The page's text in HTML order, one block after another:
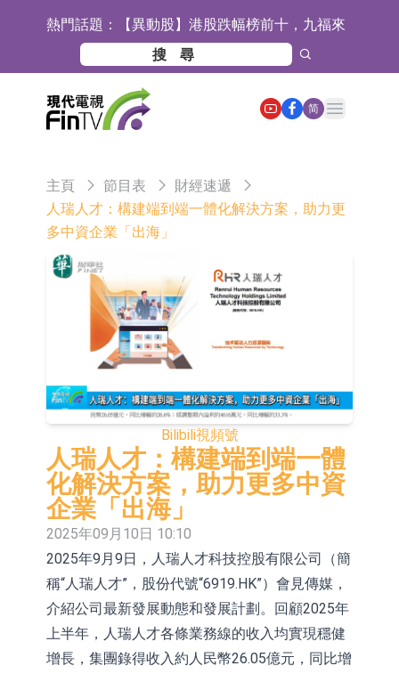
熱門話題： 【異動股】港股跌幅榜前十，九福來
(08611.HK)跌21.43%，天瑞汽車内飾
(06162.HK)跌18.44%
【異動股】港股漲幅榜前十，佳明集
團控股(01271.HK)漲+78.22%，拿森
科技(02261.HK)漲+64.11%
斯迪克：公司為國內摺疊屏核心功能
材料供應商
恒瑞醫藥：公司已在中國獲批上市26
目標客戶的測試認證
上期所：7月份對11個實際控制關系
賬戶組採取限制開倉的監管措施
特發服務：成功中標嗶哩嗶哩上海濱
江總部物業服務項目
亞太股份：公司是零跑汽車和
Stellantis集團的供應商
理工雷科面向邊緣AI場景推出"山
海"系列智算模組 系列產品基於國產
【異動股】醫療研發外包板塊拉升，
依米康：海外交付以東南亞、中東市
場為主 並已取得歐美相關認證
上交所：財通多策略福鑫定期開放靈
活配置混合型發起式證券投資基金臨
時停牌
上交所：景順長城全球半導體芯片產
業股票型證券投資基金臨時停牌
【異動股】港股跌幅榜前十，卡森國
際(00496.HK)跌22.40%，九福來
(08611.HK)跌21.01%
【異動股】港股漲幅榜前十，拿森科
技(02261.HK)漲+75.05%，辰興發展
(02286.HK)漲+64.91%
神火股份：新疆神火鋁水轉化率已
100%
【異動股】焦炭Ⅲ板塊下挫，陝西黑
貓(601015.CN)跌8.38%
浙江證監局對財通證券股份有限公司
简
Open main menu
主頁 節目表
財經速遞
人瑞人才：構建端到端一體化解決方案，助力更
多中資企業「出海」
Bilibili視頻號
人瑞人才：構建端到端一體
化解決方案，助力更多中資
企業「出海」
2025年09月10日 10:10
2025年9月9日，人瑞人才科技控股有限公司（簡
稱“人瑞人才”，股份代號“6919.HK”）會見傳媒，
介紹公司最新發展動態和發展計劃。回顧2025年
上半年，人瑞人才各條業務線的收入均實現穩健
增長，集團錄得收入約人民幣26.05億元，同比增